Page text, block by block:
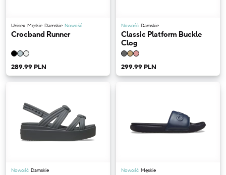
Unisex Męskie Damskie Nowość
Crocband Runner
289.99 PLN
Nowość Damskie
Classic Platform Buckle
Clog
299.99 PLN
Nowość Damskie Nowość Męskie